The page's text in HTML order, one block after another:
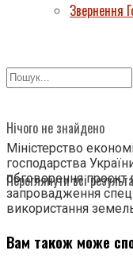
Звернення
Нічого не знайдено
Переглянути всі
Міністерство
господарства
обговорення проєкт
запровадження
використання
Вам також може